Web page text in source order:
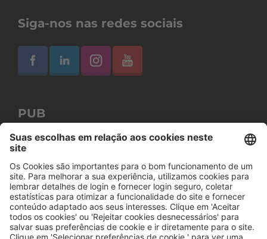
Siga-nos nas redes sociais
PUB